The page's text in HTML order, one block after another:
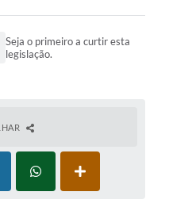
Seja o primeiro a curtir esta
legislação.